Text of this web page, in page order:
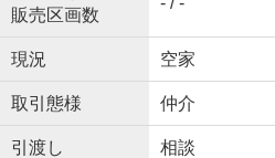
販売区画数
現況 空家
取引態様 仲介
引渡し 相談